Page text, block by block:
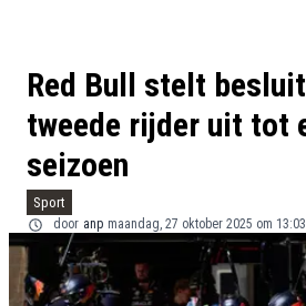
Red Bull stelt
tweede rijder uit tot
seizoen
Sport
door anp maandag, 27 oktober 2025 om 13:03